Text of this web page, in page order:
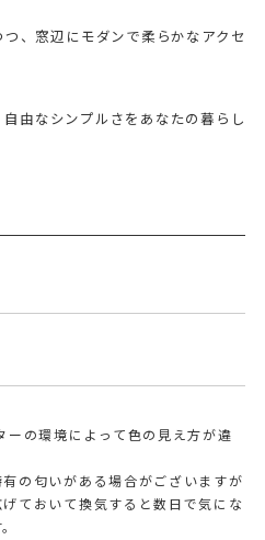
、窓辺にモダンで柔らかなアクセ
由なシンプルさをあなたの暮らし
の環境によって色の見え方が違
の匂いがある場合がございますが
ておいて換気すると数日で気にな